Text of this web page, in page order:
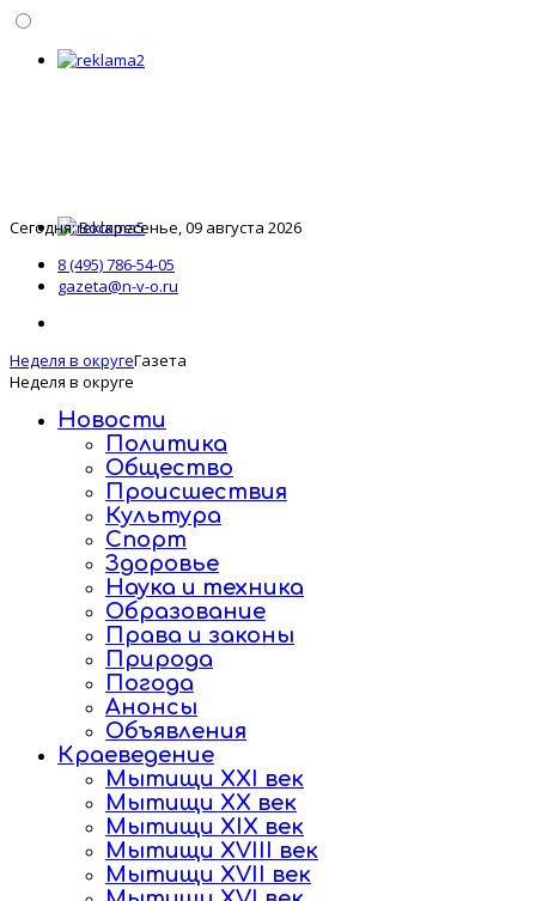
Сегодня: Воскресенье, 09 августа 2026
8 (495) 786-54-05
gazeta@n-v-o.ru
Неделя в округеГазета
Неделя в округе
Новости
Политика
Общество
Происшествия
Культура
Спорт
Здоровье
Наука и техника
Образование
Права и законы
Природа
Погода
Анонсы
Объявления
Краеведение
Мытищи XXI век
Мытищи XX век
Мытищи XIX век
Мытищи XVIII век
Мытищи XVII век